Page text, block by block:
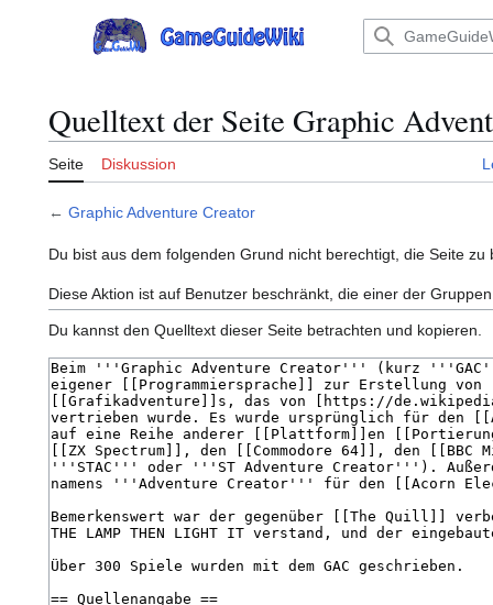
Hauptmenü
Quelltext der Seite Graphic
Seite Diskussion
← Graphic Adventure Creator
Du bist aus dem folgenden Grund nicht berechtigt, die Seite zu
Diese Aktion ist auf Benutzer beschränkt, die einer der Gruppen
Du kannst den Quelltext dieser Seite betrachten und kopieren.